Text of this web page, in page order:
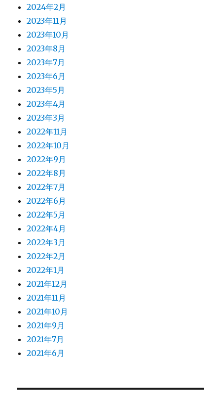
2024年2月
2023年11月
2023年10月
2023年8月
2023年7月
2023年6月
2023年5月
2023年4月
2023年3月
2022年11月
2022年10月
2022年9月
2022年8月
2022年7月
2022年6月
2022年5月
2022年4月
2022年3月
2022年2月
2022年1月
2021年12月
2021年11月
2021年10月
2021年9月
2021年7月
2021年6月